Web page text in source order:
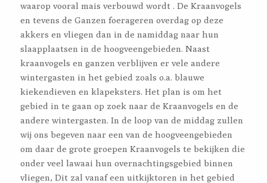
waarop vooral mais verbouwd wordt . De Kraanvogels
en tevens de Ganzen foerageren overdag op deze
akkers en vliegen dan in de namiddag naar hun
slaapplaatsen in de hoogveengebieden. Naast
kraanvogels en ganzen verblijven er vele andere
wintergasten in het gebied zoals o.a. blauwe
kiekendieven en klapeksters. Het plan is om het
gebied in te gaan op zoek naar de Kraanvogels en de
andere wintergasten. In de loop van de middag zullen
wij ons begeven naar een van de hoogveengebieden
om daar de grote groepen Kraanvogels te bekijken die
onder veel lawaai hun overnachtingsgebied binnen
vliegen, Dit zal vanaf een uitkijktoren in het gebied